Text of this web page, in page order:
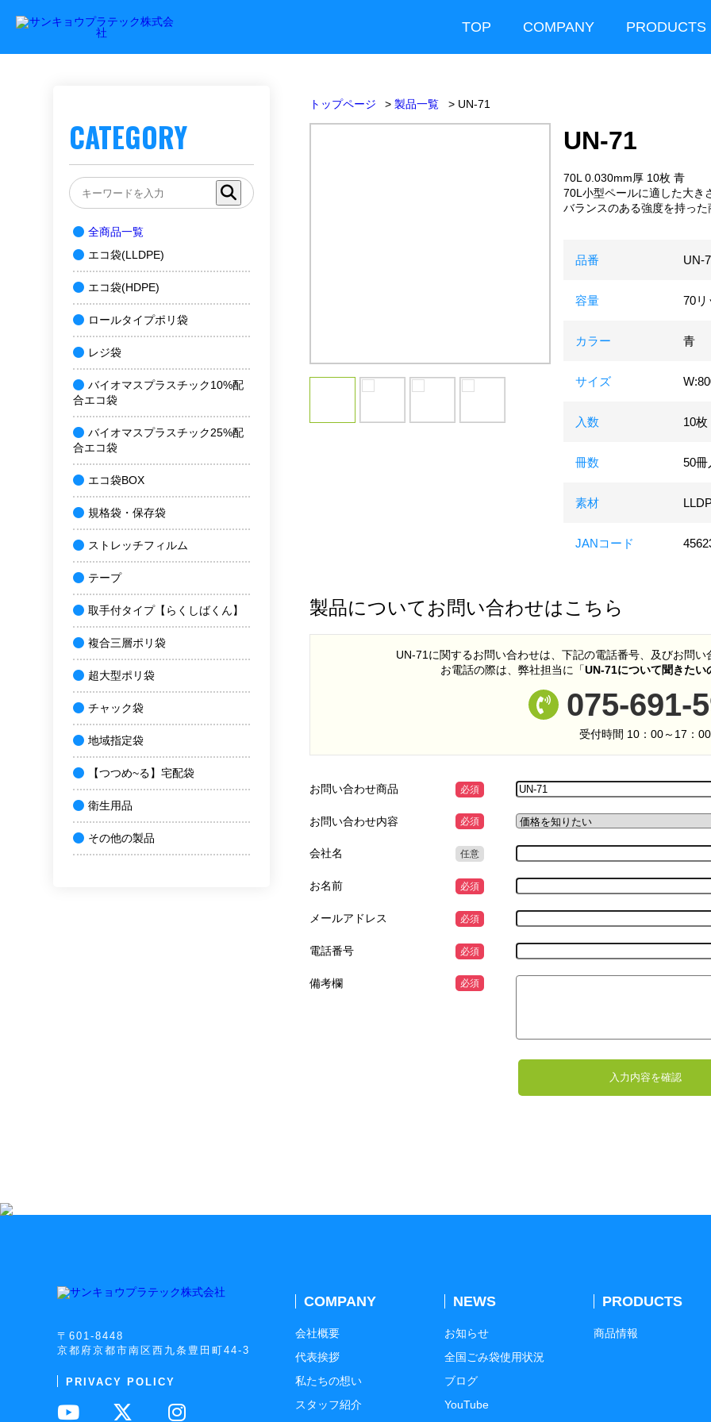
TOP COMPANY PRODUCTS
トップページ 製品一覧 UN-71
UN-71
70L 0.030mm厚 10枚 青
70L小型ペールに適した大き
バランスのある強度を持っ
品番 UN-
容量 70リ
カラー 青
サイズ
入数 10枚
冊数 50冊
素材
JANコード
製品についてお問い合わせはこちら
UN-71に関するお問い合わせは、下記の電話番号、及びお問
お電話の際は、弊社担当に「UN-71について聞きたい
075-691-
受付時間 10：00～17：00
お問い合わせ商品 必須
お問い合わせ内容 必須
会社名 任意
お名前 必須
メールアドレス 必須
電話番号 必須
備考欄 必須
CATEGORY
全商品一覧
エコ袋(LLDPE)
エコ袋(HDPE)
ロールタイプポリ袋
レジ袋
バイオマスプラスチック10%配
合エコ袋
バイオマスプラスチック25%配
合エコ袋
エコ袋BOX
規格袋・保存袋
ストレッチフィルム
テープ
取手付タイプ【らくしばくん】
複合三層ポリ袋
超大型ポリ袋
チャック袋
地域指定袋
【つつめ~る】宅配袋
衛生用品
その他の製品
〒601-8448
京都府京都市南区西九条豊田町44-3
PRIVACY POLICY
COMPANY
会社概要
代表挨拶
私たちの想い
スタッフ紹介
NEWS
お知らせ
全国ごみ袋使用状況
ブログ
YouTube
PRODUCTS
商品情報